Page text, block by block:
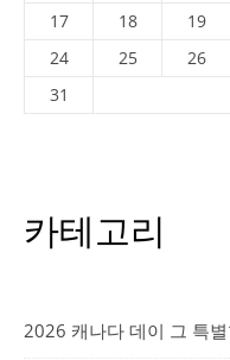
17
18 19
24
25 26
31
카테고리
2026 캐나다 데이 그 특